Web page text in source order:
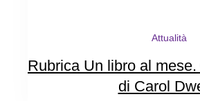
Attualità
Rubrica Un libro al
di Carol